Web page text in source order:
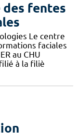
des fentes
Le centre
faciales
au CHU
à la filiè